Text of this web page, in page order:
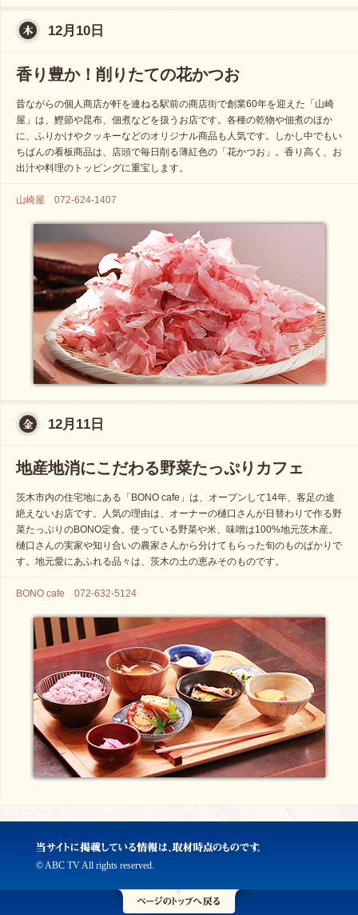
12月10日
香り豊か！削りたての花かつお
昔ながらの個人商店が軒を連ねる駅前の商店街で創業60年を迎えた「山崎
屋」は、鰹節や昆布、佃煮などを扱うお店です。各種の乾物や佃煮のほか
に、ふりかけやクッキーなどのオリジナル商品も人気です。しかし中でもい
ちばんの看板商品は、店頭で毎日削る薄紅色の「花かつお」。香り高く、お
出汁や料理のトッピングに重宝します。
山崎屋 072-624-1407
12月11日
地産地消にこだわる野菜たっぷりカフェ
茨木市内の住宅地にある「BONO cafe」は、オープンして14年、客足の途
絶えないお店です。人気の理由は、オーナーの樋口さんが日替わりで作る野
菜たっぷりのBONO定食。使っている野菜や米、味噌は100%地元茨木産。
樋口さんの実家や知り合いの農家さんから分けてもらった旬のものばかりで
す。地元愛にあふれる品々は、茨木の土の恵みそのものです。
BONO cafe 072-632-5124
© ABC TV All rights reserved.